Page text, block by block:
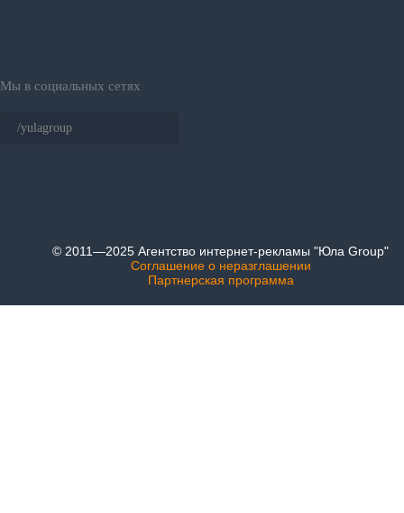
Мы в социальных сетях
/yulagroup
© 2011—2025 Агентство интернет-рекламы "Юла Group"
Соглашение о неразглашении
Партнерская программа